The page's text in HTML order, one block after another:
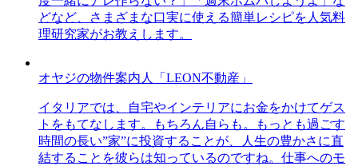
どなど、さまざまな口実に使える簡単レシピを人気料
理研究家がお教えします。
オヤジの物件案内人「LEON不動産」
イタリアでは、自宅やインテリアにお金をかけてゲス
トをもてなします。もちろん自らも。もっとも過ごす
時間の長い”家”に投資することが、人生の豊かさに直
結することを彼らは知っているのですね。仕事へのモ